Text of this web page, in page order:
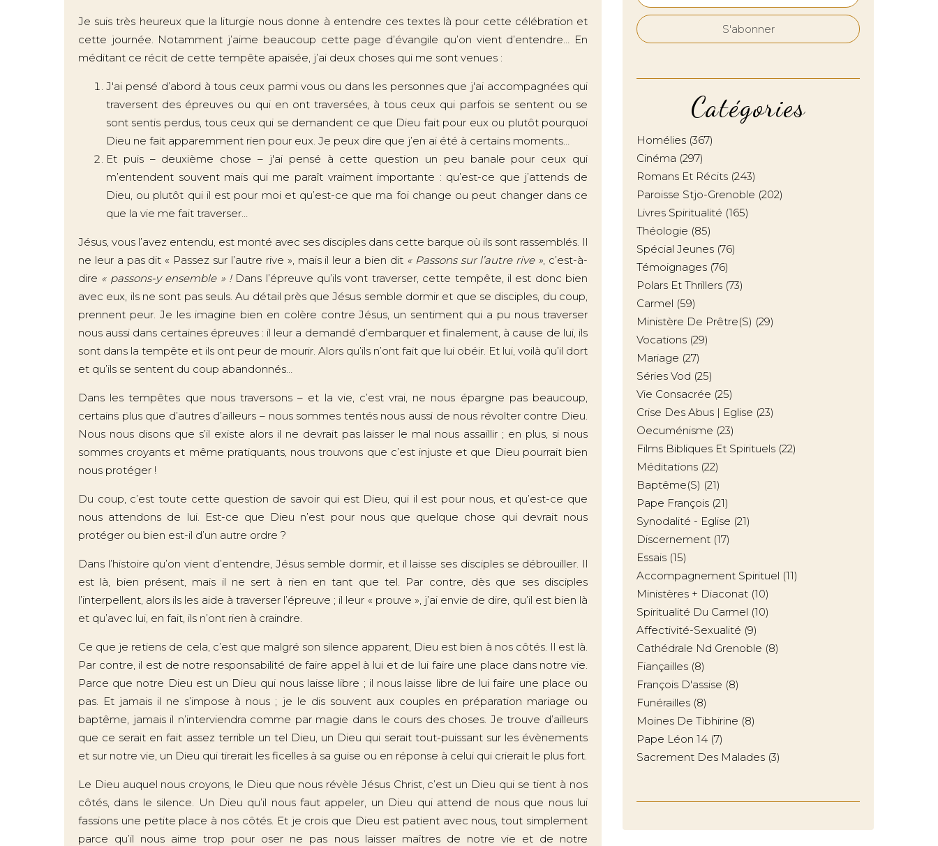
Je suis très heureux que la liturgie nous donne à entendre ces textes là pour cette célébration et
cette journée. Notamment j’aime beaucoup cette page d’évangile qu’on vient d’entendre… En
méditant ce récit de cette tempête apaisée, j’ai deux choses qui me sont venues :
J'ai pensé d’abord à tous ceux parmi vous ou dans les personnes que j'ai accompagnées qui
traversent des épreuves ou qui en ont traversées, à tous ceux qui parfois se sentent ou se
sont sentis perdus, tous ceux qui se demandent ce que Dieu fait pour eux ou plutôt pourquoi
Dieu ne fait apparemment rien pour eux. Je peux dire que j’en ai été à certains moments…
Et puis – deuxième chose – j'ai pensé à cette question un peu banale pour ceux qui
m’entendent souvent mais qui me paraît vraiment importante : qu’est-ce que j’attends de
Dieu, ou plutôt qui il est pour moi et qu’est-ce que ma foi change ou peut changer dans ce
que la vie me fait traverser…
Jésus, vous l’avez entendu, est monté avec ses disciples dans cette barque où ils sont rassemblés. Il
ne leur a pas dit « Passez sur l’autre rive », mais il leur a bien dit « Passons sur l’autre rive », c’est-à-
dire « passons-y ensemble » !Dans l’épreuve qu’ils vont traverser, cette tempête, il est donc bien
avec eux, ils ne sont pas seuls. Au détail près que Jésus semble dormir et que se disciples, du coup,
prennent peur. Je les imagine bien en colère contre Jésus, un sentiment qui a pu nous traverser
nous aussi dans certaines épreuves : il leur a demandé d’embarquer et finalement, à cause de lui, ils
sont dans la tempête et ils ont peur de mourir. Alors qu’ils n’ont fait que lui obéir. Et lui, voilà qu’il dort
et qu’ils se sentent du coup abandonnés…
Dans les tempêtes que nous traversons – et la vie, c’est vrai, ne nous épargne pas beaucoup,
certains plus que d’autres d’ailleurs – nous sommes tentés nous aussi de nous révolter contre Dieu.
Nous nous disons que s’il existe alors il ne devrait pas laisser le mal nous assaillir ; en plus, si nous
sommes croyants et même pratiquants, nous trouvons que c’est injuste et que Dieu pourrait bien
nous protéger !
Du coup, c’est toute cette question de savoir qui est Dieu, qui il est pour nous, et qu’est-ce que
nous attendons de lui. Est-ce que Dieu n’est pour nous que quelque chose qui devrait nous
protéger ou bien est-il d’un autre ordre ?
Dans l’histoire qu’on vient d’entendre, Jésus semble dormir, et il laisse ses disciples se débrouiller. Il
est là, bien présent, mais il ne sert à rien en tant que tel. Par contre, dès que ses disciples
l’interpellent, alors ils les aide à traverser l’épreuve ; il leur « prouve », j’ai envie de dire, qu’il est bien là
et qu’avec lui, en fait, ils n’ont rien à craindre.
Ce que je retiens de cela, c’est que malgré son silence apparent, Dieu est bien à nos côtés. Il est là.
Par contre, il est de notre responsabilité de faire appel à lui et de lui faire une place dans notre vie.
Parce que notre Dieu est un Dieu qui nous laisse libre ; il nous laisse libre de lui faire une place ou
pas. Et jamais il ne s’impose à nous ; je le dis souvent aux couples en préparation mariage ou
baptême, jamais il n’interviendra comme par magie dans le cours des choses. Je trouve d’ailleurs
que ce serait en fait assez terrible un tel Dieu, un Dieu qui serait tout-puissant sur les évènements
et sur notre vie, un Dieu qui tirerait les ficelles à sa guise ou en réponse à celui qui crierait le plus fort.
Le Dieu auquel nous croyons, le Dieu que nous révèle Jésus Christ, c’est un Dieu qui se tient à nos
côtés, dans le silence. Un Dieu qu’il nous faut appeler, un Dieu qui attend de nous que nous lui
fassions une petite place à nos côtés. Et je crois que Dieu est patient avec nous, tout simplement
parce qu’il nous aime trop pour oser ne pas nous laisser maîtres de notre vie et de notre
Catégories
Homélies (367)
Cinéma (297)
Romans Et Récits (243)
Paroisse Stjo-Grenoble (202)
Livres Spiritualité (165)
Théologie (85)
Spécial Jeunes (76)
Témoignages (76)
Polars Et Thrillers (73)
Carmel (59)
Ministère De Prêtre(s) (29)
Vocations (29)
Mariage (27)
Séries Vod (25)
Vie Consacrée (25)
Crise Des Abus | Eglise (23)
Oecuménisme (23)
Films Bibliques Et Spirituels (22)
Méditations (22)
Baptême(s) (21)
Pape François (21)
Synodalité - Eglise (21)
Discernement (17)
Essais (15)
Accompagnement Spirituel (11)
Ministères + Diaconat (10)
Spiritualité Du Carmel (10)
Affectivité-Sexualité (9)
Cathédrale Nd Grenoble (8)
Fiançailles (8)
François D'assise (8)
Funérailles (8)
Moines De Tibhirine (8)
Pape Léon 14 (7)
Sacrement Des Malades (3)